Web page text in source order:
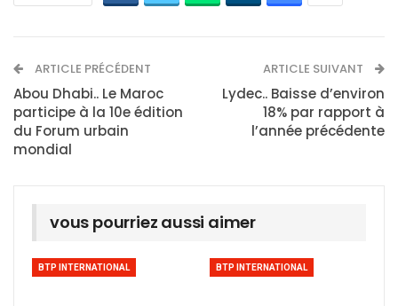
ARTICLE PRÉCÉDENT
Abou Dhabi.. Le Maroc
participe à la 10e édition
du Forum urbain
mondial
ARTICLE SUIVANT
Lydec.. Baisse d’environ
18% par rapport à
l’année précédente
vous pourriez aussi aimer
BTP INTERNATIONAL BTP INTERNATIONAL